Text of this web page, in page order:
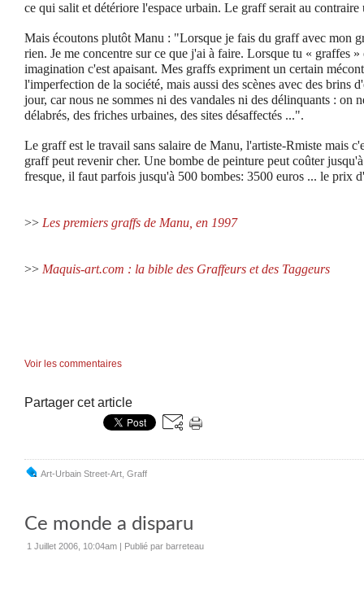
ce qui salit et détériore l'espace urbain. Le graff serait au contraire
Mais écoutons plutôt Manu : "Lorsque je fais du graff avec mon
rien. Je me concentre sur ce que j'ai à faire. Lorsque tu « graffes
imagination c'est apaisant. Mes graffs expriment un certain
l'imperfection de la société, mais aussi des scènes avec des brins
jour, car nous ne sommes ni des vandales ni des délinquants : on
délabrés, des friches urbaines, des sites désaffectés ...".
Le graff est le travail sans salaire de Manu, l'artiste-Rmiste mais
graff peut revenir cher. Une bombe de peinture peut coûter
fresque, il faut parfois jusqu'à 500 bombes: 3500 euros ... le prix
>> Les premiers graffs de Manu, en 1997
>> Maquis-art.com : la bible des Graffeurs et des Taggeurs
Voir les commentaires
Partager cet article
Art-Urbain Street-Art Graff
Ce monde a disparu
1 Juillet 2006, 10:04am | Publié par barreteau